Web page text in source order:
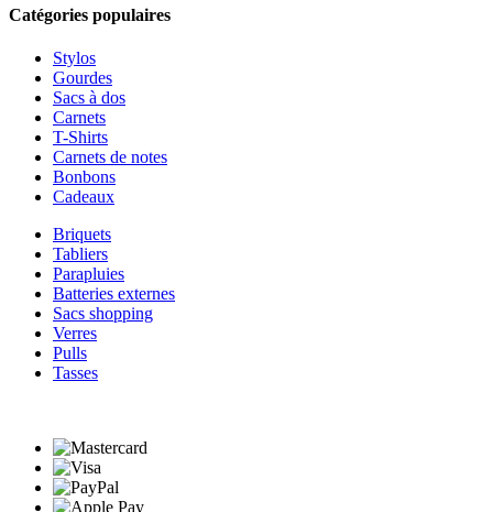
Catégories populaires
Stylos
Gourdes
Sacs à dos
Carnets
T-Shirts
Carnets de notes
Bonbons
Cadeaux
Briquets
Tabliers
Parapluies
Batteries externes
Sacs shopping
Verres
Pulls
Tasses